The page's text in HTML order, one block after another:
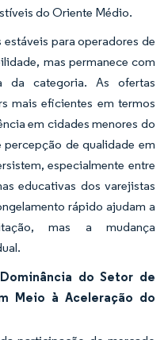
do Oriente Médio.
para operadores de
mas permanece com
da categoria. As ofertas
mais eficientes em termos
em cidades menores do
de qualidade em
especialmente entre
educativas dos varejistas
rápido ajudam a
mas a mudança
do Setor de
Meio à Aceleração do